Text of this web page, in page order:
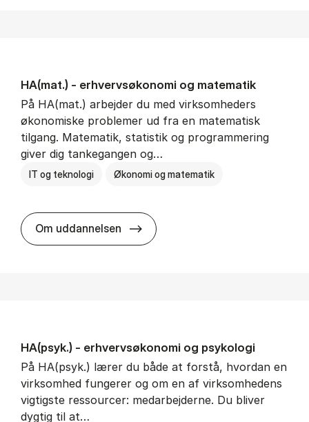
HA(mat.) - erhvervs­økonomi og ma­te­ma­tik
På HA(mat.) arbejder du med virksomheders
økonomiske problemer ud fra en matematisk
tilgang. Matematik, statistik og programmering
giver dig tankegangen og…
IT og teknologi Økonomi og matematik
Om uddannelsen HA(mat.) - erhvervs­økonomi og
HA(psyk.) - erhvervs­økonomi og psy­ko­lo­gi
På HA(psyk.) lærer du både at forstå, hvordan en
virksomhed fungerer og om en af virksomhedens
vigtigste ressourcer: medarbejderne. Du bliver
dygtig til at…